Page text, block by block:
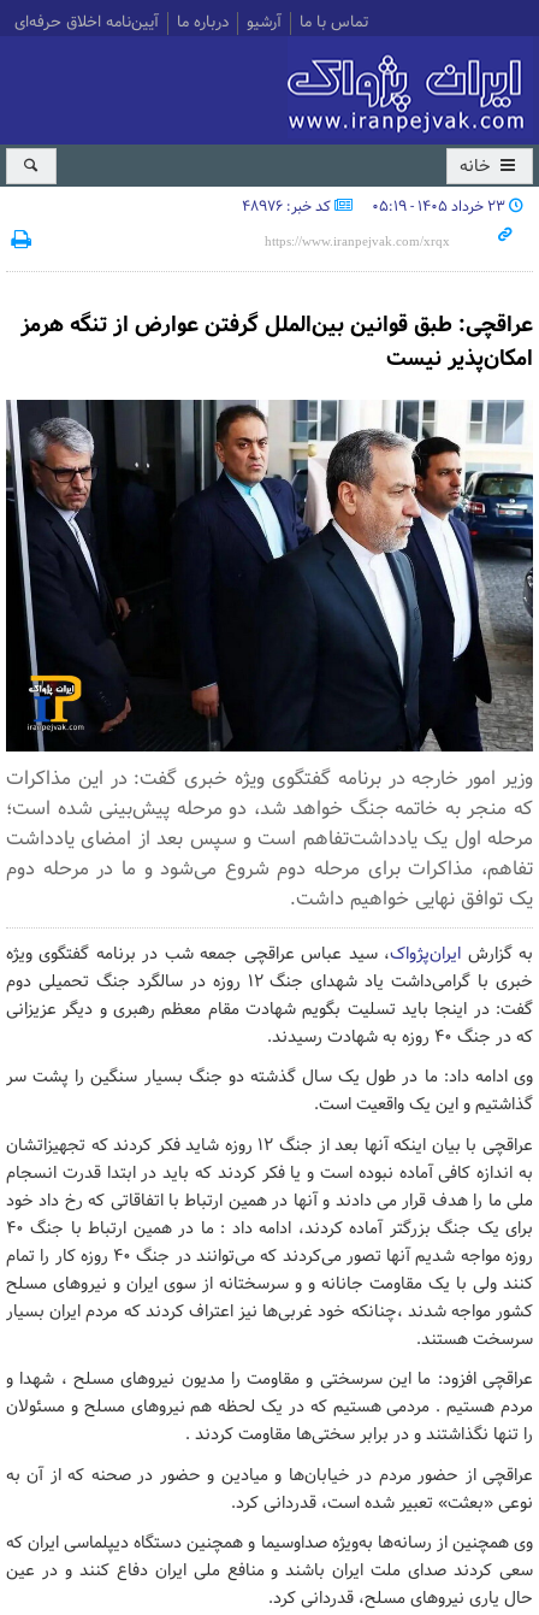
تماس با ما آرشیو درباره ما آیین‌نامه اخلاق حرفه‌ای
خانه
۲۳ خرداد ۱۴۰۵ - ۰۵:۱۹ کد خبر: 48976
عراقچی: طبق قوانین بین‌الملل گرفتن عوارض از تنگه هرمز
امکان‌پذیر نیست
وزیر امور خارجه در برنامه گفتگوی ویژه خبری گفت: در این مذاکرات
که منجر به خاتمه جنگ خواهد شد، دو مرحله پیش‌بینی شده است؛
مرحله اول یک یادداشت‌تفاهم است و سپس بعد از امضای یادداشت
تفاهم، مذاکرات برای مرحله دوم شروع می‌شود و ما در مرحله دوم
یک توافق نهایی خواهیم داشت.
به گزارش ایران‌پژواک، سید عباس عراقچی جمعه شب در برنامه گفتگوی ویژه
خبری با گرامی‌داشت یاد شهدای جنگ ۱۲ روزه در سالگرد جنگ تحمیلی دوم
گفت: در اینجا باید تسلیت بگویم شهادت مقام معظم رهبری و دیگر عزیزانی
که در جنگ ۴۰ روزه به شهادت رسیدند.
وی ادامه داد: ما در طول یک سال گذشته دو جنگ بسیار سنگین را پشت سر
گذاشتیم و این یک واقعیت است.
عراقچی با بیان اینکه آنها بعد از جنگ ۱۲ روزه شاید فکر کردند که تجهیزاتشان
به اندازه کافی آماده نبوده است و یا فکر کردند که باید در ابتدا قدرت انسجام
ملی ما را هدف قرار می دادند و آنها در همین ارتباط با اتفاقاتی که رخ داد خود
برای یک جنگ بزرگتر آماده کردند، ادامه داد : ما در همین ارتباط با جنگ ۴۰
روزه مواجه شدیم آنها تصور می‌کردند که می‌توانند در جنگ ۴۰ روزه کار را تمام
کنند ولی با یک مقاومت جانانه و و سرسختانه از سوی ایران و نیروهای مسلح
کشور مواجه شدند ،چنانکه خود غربی‌ها نیز اعتراف کردند که مردم ایران بسیار
سرسخت هستند.
عراقچی افزود: ما این سرسختی و مقاومت را مدیون نیروهای مسلح ، شهدا و
مردم هستیم . مردمی هستیم که در یک لحظه هم نیروهای مسلح و مسئولان
را تنها نگذاشتند و در برابر سختی‌ها مقاومت کردند .
عراقچی از حضور مردم در خیابان‌ها و میادین و حضور در صحنه که از آن به
نوعی «بعثت» تعبیر شده است، قدردانی کرد.
وی همچنین از رسانه‌ها به‌ویژه صداوسیما و همچنین دستگاه دیپلماسی ایران که
سعی کردند صدای ملت ایران باشند و منافع ملی ایران دفاع کنند و در عین
حال یاری نیروهای مسلح، قدردانی کرد.